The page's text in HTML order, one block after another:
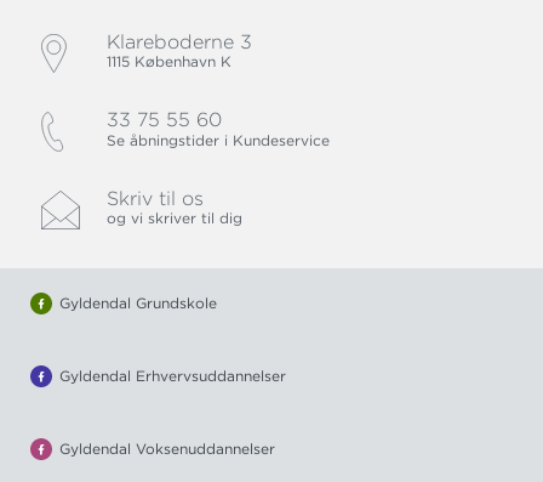
Klareboderne 3
1115 København K
33 75 55 60
Se åbningstider i Kundeservice
Skriv til os
og vi skriver til dig
Gyldendal Grundskole
Gyldendal Erhvervsuddannelser
Gyldendal Voksenuddannelser